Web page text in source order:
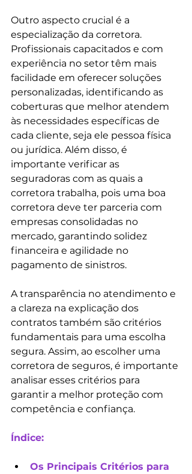
Outro aspecto crucial é a
especialização da corretora.
Profissionais capacitados e com
experiência no setor têm mais
facilidade em oferecer soluções
personalizadas, identificando as
coberturas que melhor atendem
às necessidades específicas de
cada cliente, seja ele pessoa física
ou jurídica. Além disso, é
importante verificar as
seguradoras com as quais a
corretora trabalha, pois uma boa
corretora deve ter parceria com
empresas consolidadas no
mercado, garantindo solidez
financeira e agilidade no
pagamento de sinistros.
A transparência no atendimento e
a clareza na explicação dos
contratos também são critérios
fundamentais para uma escolha
segura. Assim, ao escolher uma
corretora de seguros, é importante
analisar esses critérios para
garantir a melhor proteção com
competência e confiança.
Índice:
Os Principais Critérios para